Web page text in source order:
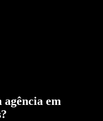
agência em
?